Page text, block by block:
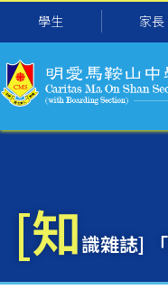
移至主內容
學生 家長
导
航
[知識雜誌]